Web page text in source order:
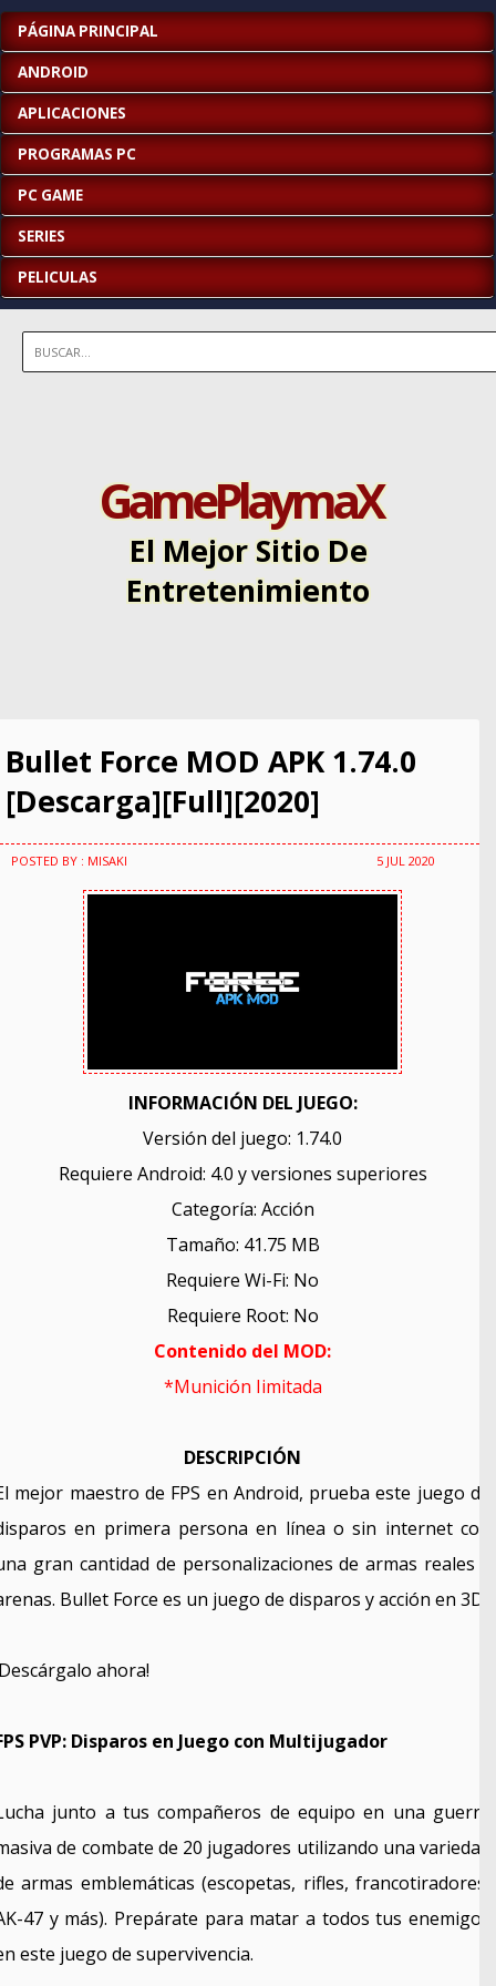
PÁGINA PRINCIPAL
ANDROID
APLICACIONES
PROGRAMAS PC
PC GAME
SERIES
PELICULAS
GamePlaymaX
El Mejor Sitio De
Entretenimiento
Bullet Force MOD APK 1.74.0
[Descarga][Full][2020]
POSTED BY : MISAKI 5 JUL 2020
INFORMACIÓN DEL JUEGO:
Versión del juego: 1.74.0
Requiere Android: 4.0 y versiones superiores
Categoría: Acción
Tamaño: 41.75 MB
Requiere Wi-Fi: No
Requiere Root: No
Contenido del MOD:
*Munición Iimitada
DESCRIPCIÓN
mejor maestro de FPS en Android, prueba este juego de
en primera persona en línea o sin internet con
gran cantidad de personalizaciones de armas reales y
Bullet Force es un juego de disparos y acción en 3D.
ahora!
PVP: Disparos en Juego con Multijugador
junto a tus compañeros de equipo en una guerra
de combate de 20 jugadores utilizando una variedad
armas emblemáticas (escopetas, rifles, francotiradores,
47 y más). Prepárate para matar a todos tus enemigos
este juego de supervivencia.